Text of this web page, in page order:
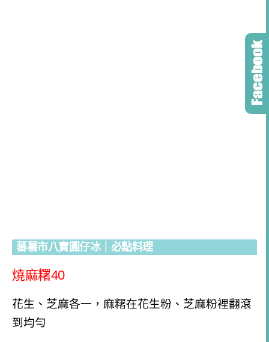
蕃薯市八寶圓仔冰｜必點料理
燒麻糬40
花生、芝麻各一，麻糬在花生粉、芝麻粉裡翻滾
到均勻